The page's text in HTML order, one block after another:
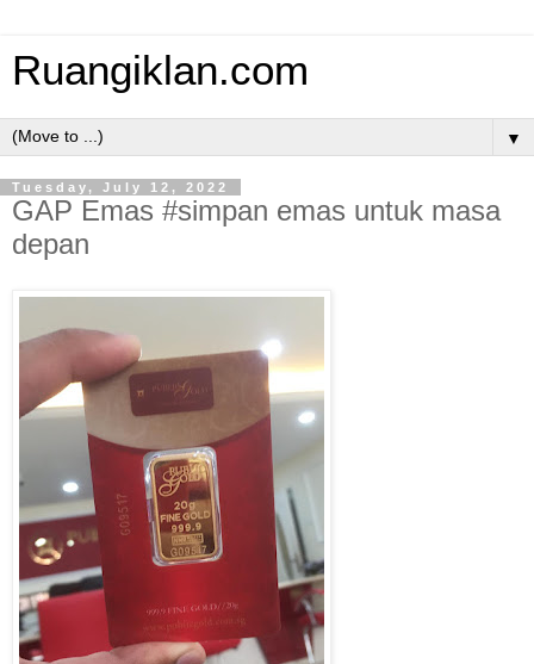
Ruangiklan.com
▼
Tuesday, July 12, 2022
GAP Emas #simpan emas untuk masa
depan